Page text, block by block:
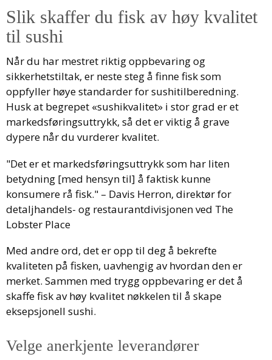
Slik skaffer du fisk av høy kvalitet
til sushi
Når du har mestret riktig oppbevaring og
sikkerhetstiltak, er neste steg å finne fisk som
oppfyller høye standarder for sushitilberedning.
Husk at begrepet «sushikvalitet» i stor grad er et
markedsføringsuttrykk, så det er viktig å grave
dypere når du vurderer kvalitet.
"Det er et markedsføringsuttrykk som har liten
betydning [med hensyn til] å faktisk kunne
konsumere rå fisk." – Davis Herron, direktør for
detaljhandels- og restaurantdivisjonen ved The
Lobster Place
Med andre ord, det er opp til deg å bekrefte
kvaliteten på fisken, uavhengig av hvordan den er
merket. Sammen med trygg oppbevaring er det å
skaffe fisk av høy kvalitet nøkkelen til å skape
eksepsjonell sushi.
Velge anerkjente leverandører